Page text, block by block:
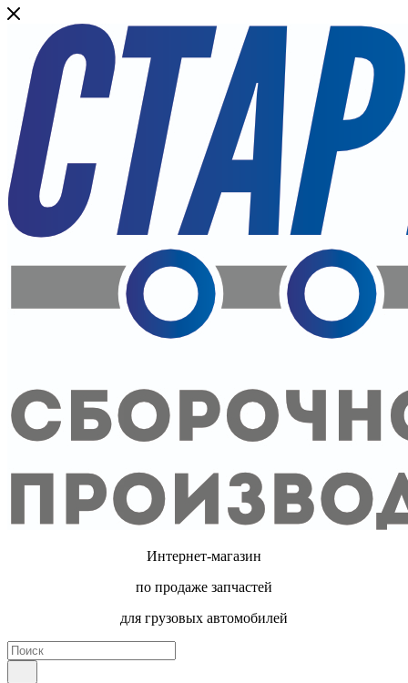
Интернет-магазин
по продаже запчастей
для грузовых автомобилей